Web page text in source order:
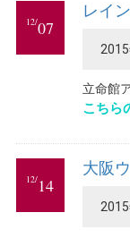
12/07
レイ
立命館
こちら
12/14
大阪